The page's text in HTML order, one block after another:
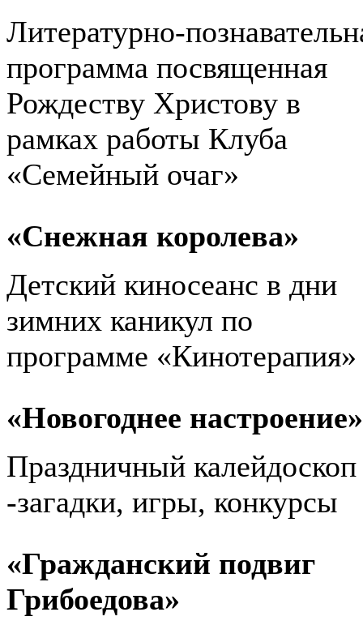
Литературно-
программа посвященная
Рождеству Христову в
рамках работы Клуба
«Семейный очаг»
«Снежная королева»
Детский киносеанс в дни
зимних каникул по
программе «Кинотерапия»
«Новогоднее настроение»
Праздничный калейдоскоп
-загадки, игры, конкурсы
«Гражданский подвиг
Грибоедова»